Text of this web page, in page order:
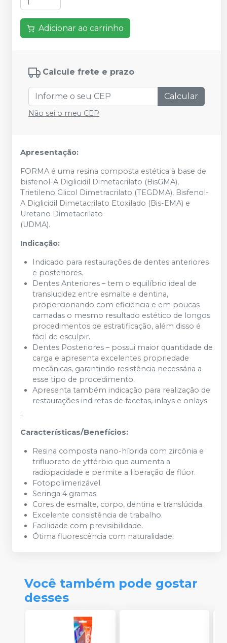
Adicionar ao carrinho
Calcule frete e prazo
Calcular
Não sei o meu CEP
Apresentação:
FORMA é uma resina composta estética à base de
bisfenol-A Diglicidil Dimetacrilato (BisGMA),
Trietileno Glicol Dimetracrilato (TEGDMA), Bisfenol-
A Diglicidil Dimetacrilato Etoxilado (Bis-EMA) e
Uretano Dimetacrilato
(UDMA).
Indicação:
Indicado para restaurações de dentes anteriores
e posteriores.
Dentes Anteriores – tem o equilíbrio ideal de
translucidez entre esmalte e dentina,
proporcionando com eficiência e em poucas
camadas o mesmo resultado estético de longos
procedimentos de estratificação, além disso é
fácil de esculpir.
Dentes Posteriores – possui maior quantidade de
carga e apresenta excelentes propriedade
mecânicas, garantindo resistência necessária a
esse tipo de procedimento.
Apresenta também indicação para realização de
restaurações indiretas de facetas, inlays e onlays.
.
Características/Benefícios:
Resina composta nano-híbrida com zircônia e
trifluoreto de yttérbio que aumenta a
radiopacidade e permite a liberação de flúor.
Fotopolimerizável.
Seringa 4 gramas.
Cores de esmalte, corpo, dentina e translúcida.
Excelente consistência de trabalho.
Facilidade com previsibilidade.
Ótima fluorescência com naturalidade.
Você também pode gostar
desses